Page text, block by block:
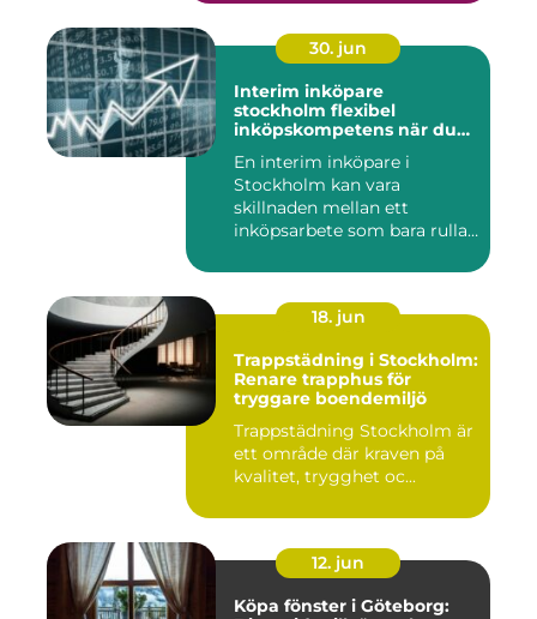
30. jun
Interim inköpare
stockholm flexibel
inköpskompetens när du
En interim inköpare i
Stockholm kan vara
skillnaden mellan ett
inköpsarbete som bara rullar
18. jun
Trappstädning i Stockholm:
Renare trapphus för
tryggare boendemiljö
Trappstädning Stockholm är
ett område där kraven på
kvalitet, trygghet oc...
12. jun
Köpa fönster i Göteborg: